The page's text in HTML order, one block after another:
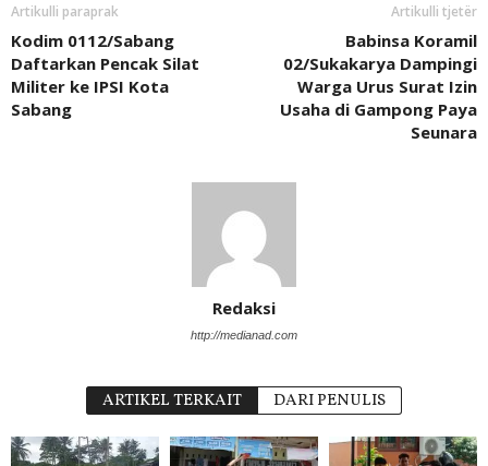
Artikulli paraprak
Kodim 0112/Sabang
Daftarkan Pencak Silat
Militer ke IPSI Kota
Sabang
Artikulli tjetër
Babinsa Koramil
02/Sukakarya Dampingi
Warga Urus Surat Izin
Usaha di Gampong Paya
Seunara
Redaksi
http://medianad.com
ARTIKEL TERKAIT DARI PENULIS